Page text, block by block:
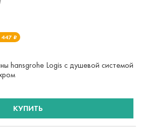
₽
hansgrohe Logis с душевой системой
КУПИТЬ